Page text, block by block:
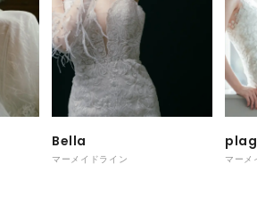
Bella
マーメイドライン マーメ